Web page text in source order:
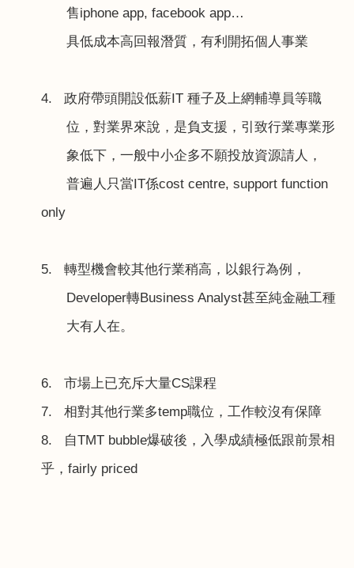
售iphone app, facebook app…
具低成本高回報潛質，有利開拓個人事業
4. 政府帶頭開設低薪IT 種子及上網輔導員等職
位，對業界來說，是負支援，引致行業專業形
象低下，一般中小企多不願投放資源請人，
普遍人只當IT係cost centre, support function
only
5. 轉型機會較其他行業稍高，以銀行為例，
Developer轉Business Analyst甚至純金融工種
大有人在。
6. 市場上已充斥大量CS課程
7. 相對其他行業多temp職位，工作較沒有保障
8. 自TMT bubble爆破後，入學成績極低跟前景相
乎， fairly priced